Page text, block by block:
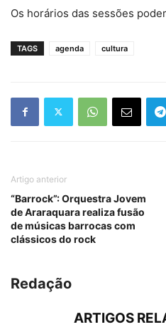
Os horários das sessões
TAGS agenda cultura
Artigo anterior
“Barrock”: Orquestra Jovem
de Araraquara realiza fusão
de músicas barrocas com
clássicos do rock
Redação
ARTIGOS